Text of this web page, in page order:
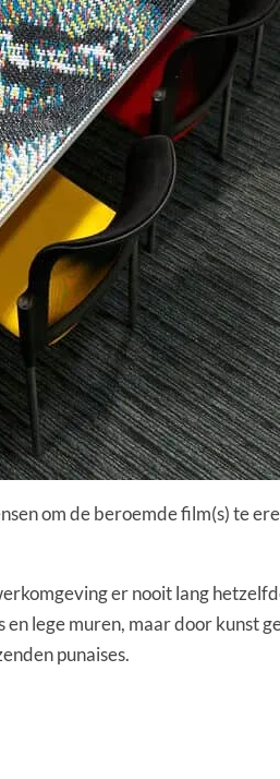
om de beroemde film(s) te
er nooit lang
lege muren, maar door kunst
punaises.